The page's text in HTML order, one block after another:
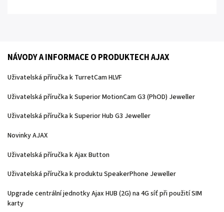
NÁVODY A INFORMACE O PRODUKTECH AJAX
Uživatelská příručka k TurretCam HLVF
Uživatelská příručka k Superior MotionCam G3 (PhOD) Jeweller
Uživatelská příručka k Superior Hub G3 Jeweller
Novinky AJAX
Uživatelská příručka k Ajax Button
Uživatelská příručka k produktu SpeakerPhone Jeweller
Upgrade centrální jednotky Ajax HUB (2G) na 4G síť při použití SIM
karty